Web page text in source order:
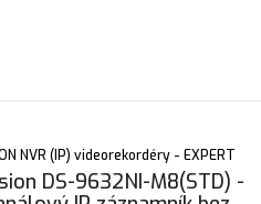
NVR (IP) videorekordéry - EXPERT
DS-9632NI-M8(STD) -